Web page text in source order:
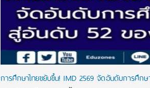
การศึกษาไทยขยับขึ้น! IMD 2569 จัดอันดับการศึก